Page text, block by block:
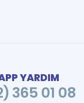
YARDIM
365 01 08